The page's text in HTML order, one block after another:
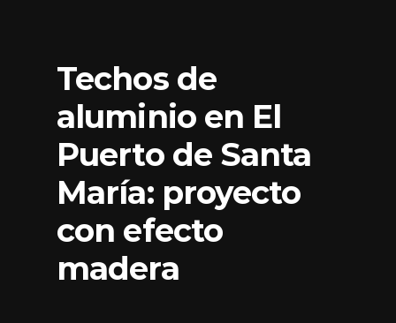
Techos de
aluminio en El
Puerto de Santa
María: proyecto
con efecto
madera